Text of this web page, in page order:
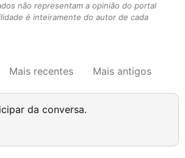
não representam a opinião do portal
é inteiramente do autor de cada
Mais recentes Mais antigos
da conversa.